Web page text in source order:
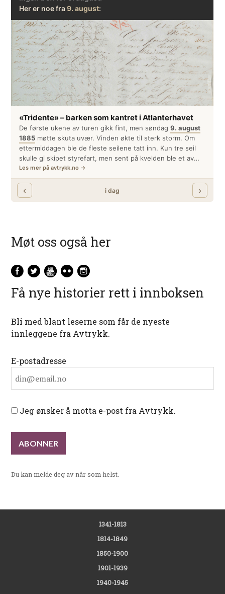
Møt oss også her
Få nye historier rett i innboksen
Bli med blant leserne som får de nyeste
innleggene fra Avtrykk.
E-postadresse
Jeg ønsker å motta e-post fra Avtrykk.
Du kan melde deg av når som helst.
1341-1813
1814-1849
1850-1900
1901-1939
1940-1945